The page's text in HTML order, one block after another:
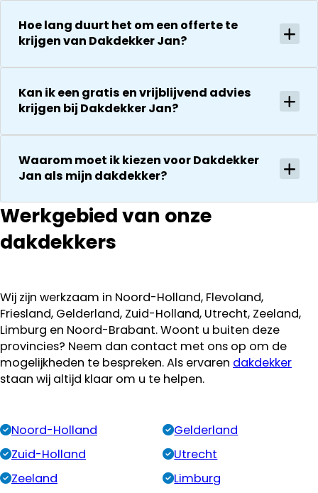
Hoe lang duurt het om een offerte te
krijgen van Dakdekker Jan?
Kan ik een gratis en vrijblijvend advies
krijgen bij Dakdekker Jan?
Waarom moet ik kiezen voor Dakdekker
Jan als mijn dakdekker?
Werkgebied van onze
dakdekkers
Wij zijn werkzaam in Noord-Holland, Flevoland,
Friesland, Gelderland, Zuid-Holland, Utrecht, Zeeland,
Limburg en Noord-Brabant. Woont u buiten deze
provincies? Neem dan contact met ons op om de
mogelijkheden te bespreken. Als ervaren dakdekker
staan wij altijd klaar om u te helpen.
Noord-Holland
Gelderland
Zuid-Holland
Utrecht
Zeeland
Limburg